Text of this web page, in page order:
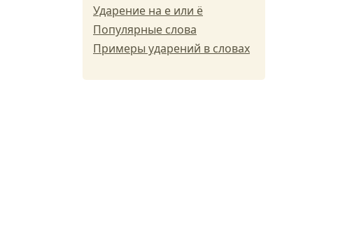
Ударение на е или ё
Популярные слова
Примеры ударений в словах